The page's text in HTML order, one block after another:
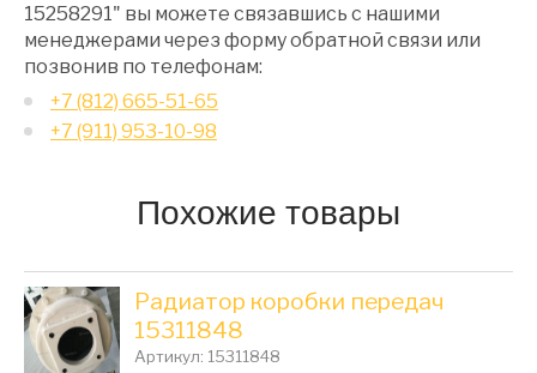
15258291" вы можете связавшись с нашими
менеджерами через форму обратной связи или
позвонив по телефонам:
+7 (812) 665-51-65
+7 (911) 953-10-98
Похожие товары
Радиатор коробки передач
15311848
Артикул: 15311848